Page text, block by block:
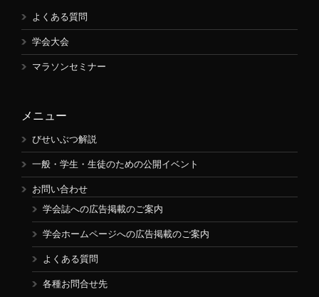
よくある質問
学会大会
マラソンセミナー
メニュー
びせいぶつ解説
一般・学生・生徒のための公開イベント
お問い合わせ
学会誌への広告掲載のご案内
学会ホームページへの広告掲載のご案内
よくある質問
各種お問合せ先